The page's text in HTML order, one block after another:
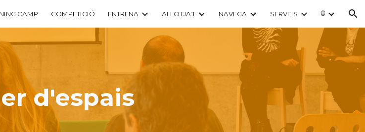
Skip to navigation
CAMP COMPETICIÓ ENTRENA ALLOTJA'T NAVEGA SERVEIS 🌐
d'espais